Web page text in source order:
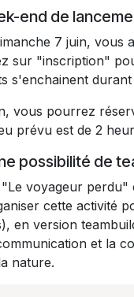
end de
7 juin,
sur "inscription"
s'enchainent
vous pourrez
prévu est de 2
possibilité de
voyageur perdu"
cette activité
en version
et la
nature.